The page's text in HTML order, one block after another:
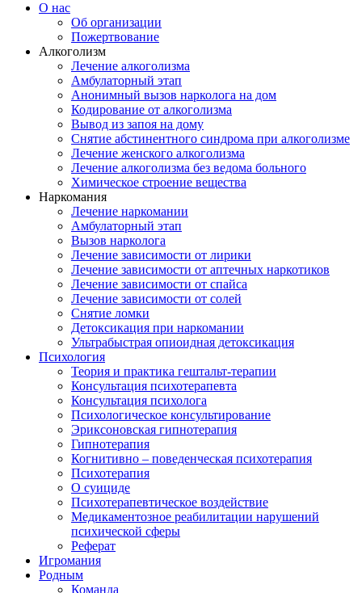
О нас
Об организации
Пожертвование
Алкоголизм
Лечение алкоголизма
Амбулаторный этап
Анонимный вызов нарколога на дом
Кодирование от алкоголизма
Вывод из запоя на дому
Снятие абстинентного синдрома при алкоголизме
Лечение женского алкоголизма
Лечение алкоголизма без ведома больного
Химическое строение вещества
Наркомания
Лечение наркомании
Амбулаторный этап
Вызов нарколога
Лечение зависимости от лирики
Лечение зависимости от аптечных наркотиков
Лечение зависимости от спайса
Лечение зависимости от солей
Снятие ломки
Детоксикация при наркомании
Ультрабыстрая опиоидная детоксикация
Психология
Теория и практика гештальт-терапии
Консультация психотерапевта
Консультация психолога
Психологическое консультирование
Эриксоновская гипнотерапия
Гипнотерапия
Когнитивно – поведенческая психотерапия
Психотерапия
О суициде
Психотерапевтическое воздействие
Медикаментозное реабилитации нарушений
психической сферы
Реферат
Игромания
Родным
Команда